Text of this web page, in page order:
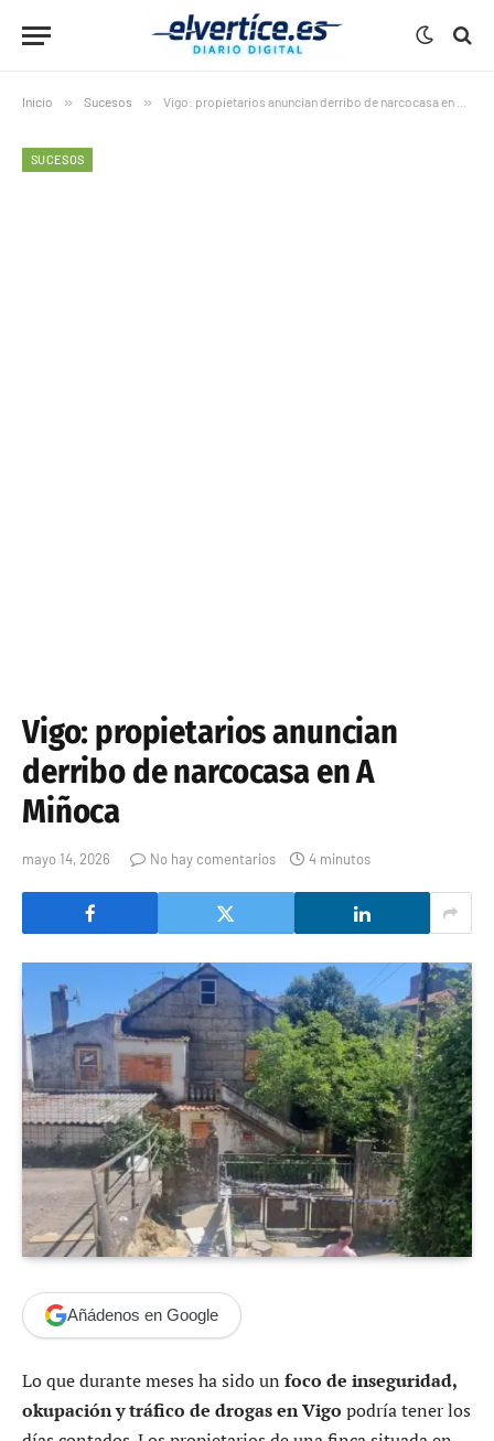
Inicio » Sucesos » Vigo: propietarios anuncian derribo de narcocasa en A Miñoca
SUCESOS
Vigo: propietarios anuncian
derribo de narcocasa en A
Miñoca
mayo 14, 2026 No hay comentarios 4 minutos
Añádenos en Google
Lo que durante meses ha sido un foco de inseguridad,
okupación y tráfico de drogas en Vigo podría tener los